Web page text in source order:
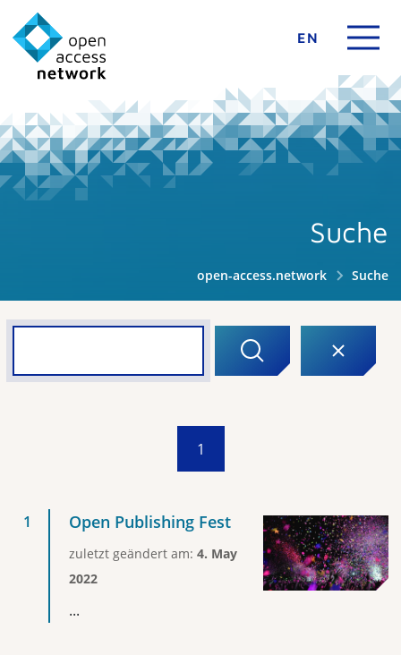
EN
Suche
open-access.network Suche
1
Open Publishing Fest
zuletzt geändert am: 4. May
2022
...